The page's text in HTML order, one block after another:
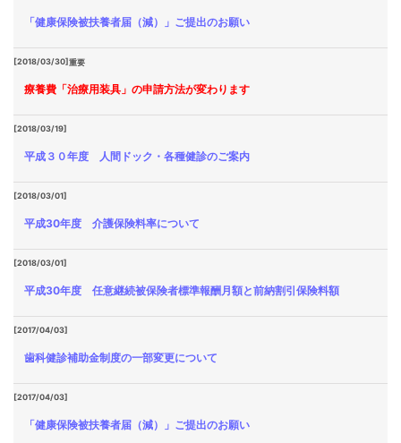
「健康保険被扶養者届（減）」ご提出のお願い
[2018/03/30]重要
療養費「治療用装具」の申請方法が変わります
[2018/03/19]
平成３０年度 人間ドック・各種健診のご案内
[2018/03/01]
平成30年度 介護保険料率について
[2018/03/01]
平成30年度 任意継続被保険者標準報酬月額と前納割引保険料額
[2017/04/03]
歯科健診補助金制度の一部変更について
[2017/04/03]
「健康保険被扶養者届（減）」ご提出のお願い